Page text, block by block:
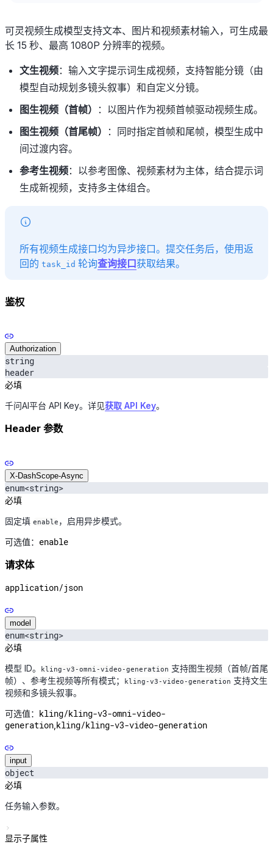
可灵视频生成模型支持文本、图片和视频素材输入，可生成最
长 15 秒、最高 1080P 分辨率的视频。
文生视频：输入文字提示词生成视频，支持智能分镜（由
模型自动规划多镜头叙事）和自定义分镜。
图生视频（首帧）
：以图片作为视频首帧驱动视频生成。
图生视频（首尾帧）
：同时指定首帧和尾帧，模型生成中
间过渡内容。
参考生视频：以参考图像、视频素材为主体，结合提示词
生成新视频，支持多主体组合。
所有视频生成接口均为异步接口。提交任务后，使用返
回的 task_id 轮询查询接口获取结果。
鉴权
Authorization
string
header
必填
千问AI平台 API Key。详见获取 API Key。
Header 参数
X-DashScope-Async
enum<string>
必填
固定填 enable ，启用异步模式。
可选值： enable
请求体
application/json
model
enum<string>
必填
模型 ID。 kling-v3-omni-video-generation 支持图生视频（首帧/首尾
帧）、参考生视频等所有模式；
kling-v3-video-generation 支持文生
视频和多镜头叙事。
可选值： kling/kling-v3-omni-video-
generation,kling/kling-v3-video-generation
input
object
必填
任务输入参数。
显示子属性